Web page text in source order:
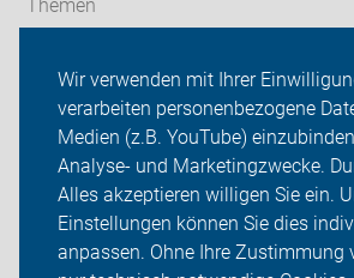
Wir verwenden mit Ihrer
verarbeiten personenbezogene
Medien (z.B. YouTube)
Analyse- und Marketingzwecke.
Alles akzeptieren willigen Sie ein.
Einstellungen können Sie dies
anpassen. Ohne Ihre Zustimmung
Themen
Über uns
Sei dabei
Presse